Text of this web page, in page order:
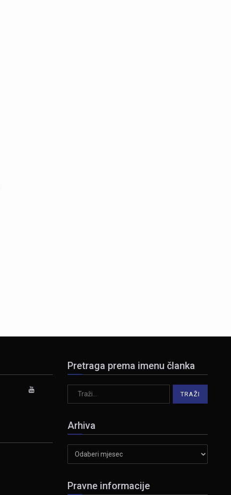
Pretraga prema imenu članka
Arhiva
Pravne informacije